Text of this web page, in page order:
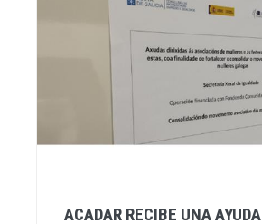
ACADAR RECIBE UNA AYUDA